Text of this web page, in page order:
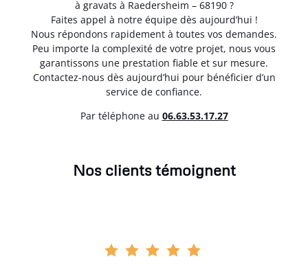
à gravats à Raedersheim – 68190 ?
Faites appel à notre équipe dès aujourd’hui !
Nous répondons rapidement à toutes vos demandes.
Peu importe la complexité de votre projet, nous vous
garantissons une prestation fiable et sur mesure.
Contactez-nous dès aujourd’hui pour bénéficier d’un
service de confiance.
Par téléphone au 06.63.53.17.27
Nos clients témoignent